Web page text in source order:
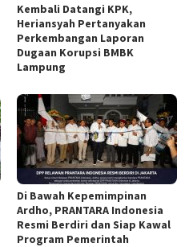
Kembali Datangi KPK,
Heriansyah Pertanyakan
Perkembangan Laporan
Dugaan Korupsi BMBK
Lampung
Di Bawah Kepemimpinan
Ardho, PRANTARA Indonesia
Resmi Berdiri dan Siap Kawal
Program Pemerintah